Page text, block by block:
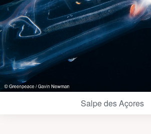
Salpe des Açores